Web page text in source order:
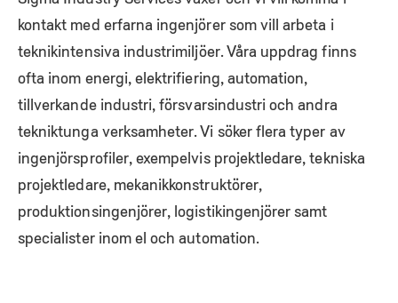
kontakt med erfarna ingenjörer som vill arbeta i
teknikintensiva industrimiljöer. Våra uppdrag finns
ofta inom energi, elektrifiering, automation,
tillverkande industri, försvarsindustri och andra
tekniktunga verksamheter. Vi söker flera typer av
ingenjörsprofiler, exempelvis projektledare, tekniska
projektledare, mekanikkonstruktörer,
produktionsingenjörer, logistikingenjörer samt
specialister inom el och automation.